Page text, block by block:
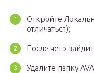
Откройте
отличаться);
После чего
Удалите папку